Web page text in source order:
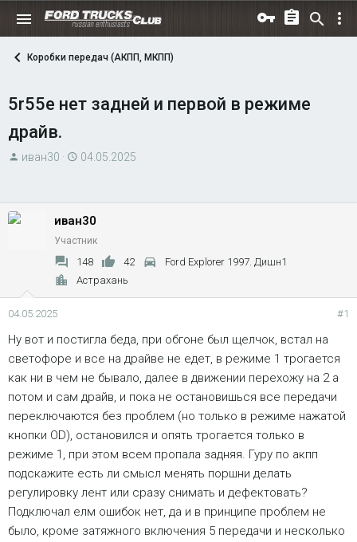
Коробки передач (АКПП, МКПП)
5r55e нет задней и первой в режиме
драйв.
А
ы
иван30
Д
н
а
ч
а
л
04.05.2025
иван30
Участник
148 42
Ford Explorer 1997. Дишн1
Астрахань
04.05.2025 #1
Ну вот и постигла беда, при обгоне был щелчок, встал на
светофоре и все на драйве не едет, в режиме 1 трогается
как ни в чем не бывало, далее в движении перехожу на 2 а
потом и сам драйв, и пока не остановишься все передачи
переключаются без проблем (но только в режиме нажатой
кнопки OD), остановился и опять трогается только в
режиме 1, при этом всем пропала задняя. Гуру по акпп
подскажите есть ли смысл менять поршни делать
регулировку лент или сразу снимать и дефектовать?
Подключал елм ошибок нет, да и в принципе проблем не
было, кроме затяжного включения 5 передачи и несколько